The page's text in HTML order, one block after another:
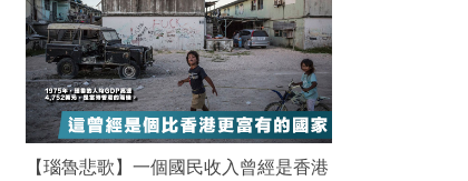
【瑙魯悲歌】一個國民收入曾經是香港